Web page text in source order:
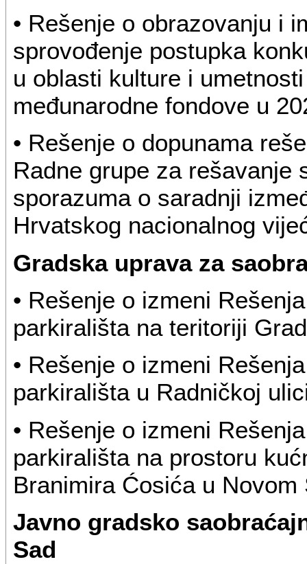
• Rešenje o obrazovanju i
sprovođenje postupka
u oblasti kulture i
međunarodne fondove u
• Rešenje o dopunama
Radne grupe za rešavanje
sporazuma o saradnji
Hrvatskog nacionalnog
Gradska uprava za
• Rešenje o izmeni
parkirališta na teritoriji
• Rešenje o izmeni
parkirališta u Radničkoj
• Rešenje o izmeni
parkirališta na prostoru
Branimira Ćosića u Novom
Javno gradsko
Sad